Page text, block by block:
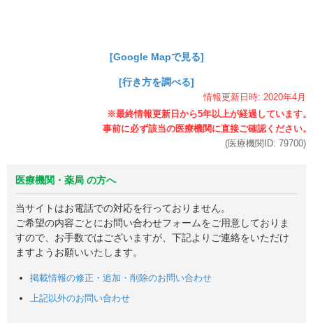
[Google Mapで見る]
[行き方を調べる]
情報更新日時: 2020年4月
(医療機関ID: 79700)
医療機関・薬局 の方へ
当サイトはお電話での対応を行っておりません。
ご希望の内容ごとにお問い合わせフォームをご用意しておりま
すので、お手数ではございますが、下記よりご連絡をいただけ
ますようお願いいたします。
掲載情報の修正・追加・削除のお問い合わせ
上記以外のお問い合わせ